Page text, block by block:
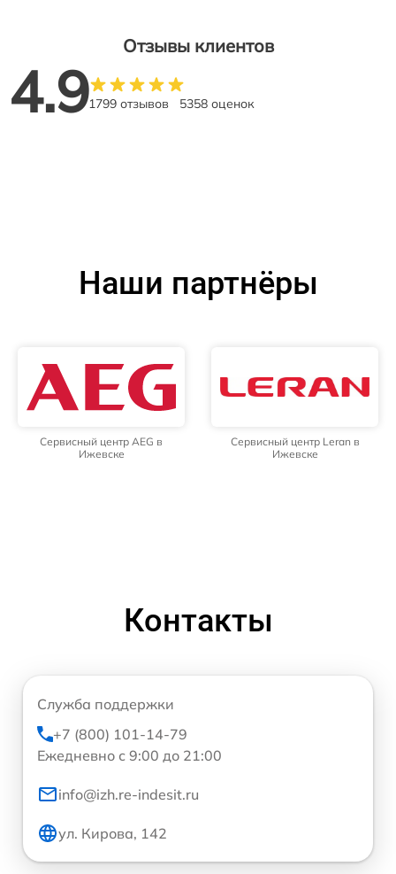
Отзывы клиентов
4.91799 отзывов 5358 оценок
Наши партнёры
Сервисный центр AEG в
Ижевске
Сервисный центр Leran в
Ижевске
Контакты
Служба поддержки
+7 (800) 101-14-79
Ежедневно с 9:00 до 21:00
info@izh.re-indesit.ru
ул. Кирова, 142